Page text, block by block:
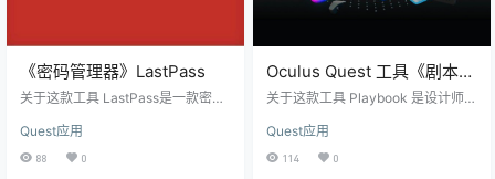
《密码管理器》LastPass
关于这款工具 LastPass是一款密码
信息保护在加密的保险库中。 使用L
astPass，您再也不用担心忘记密码
Quest应用
88 0
Oculus Quest 工具《剧本》
Playbook
关于这款工具 Playbook 是设计师的
计、可扩展的设计系统、无代码导
出以及与生产管道的集成，为增强
Quest应用
114 0